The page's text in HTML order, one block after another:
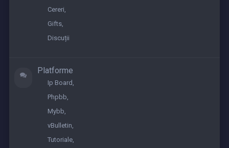
Cereri
Gifts
Discuții
Platforme
Ip Board
Phpbb
Mybb
vBulletin
Tutoriale